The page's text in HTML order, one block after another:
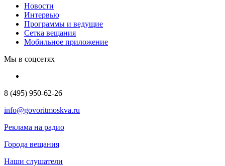
Новости
Интервью
Программы и ведущие
Сетка вещания
Мобильное приложение
Мы в соцсетях
8 (495) 950-62-26
info@govoritmoskva.ru
Реклама на радио
Города вещания
Наши слушатели